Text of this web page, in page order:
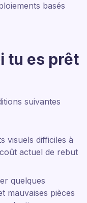
basés
tu es prêt
suivantes
visuels difficiles à
actuel de rebut
quelques
mauvaises pièces